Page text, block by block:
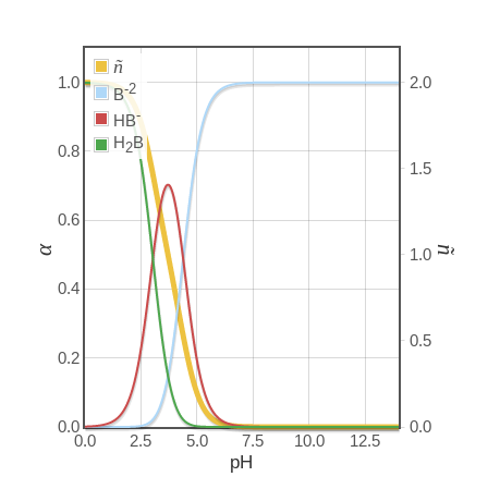
0.0 2.5 5.0 7.5 10.0 12.5
0.0
0.2
0.4
0.6
0.8
1.0
0.0
0.5
1.0
1.5
2.0
ñ
B-2
HB-
H2B
pH
α ñ